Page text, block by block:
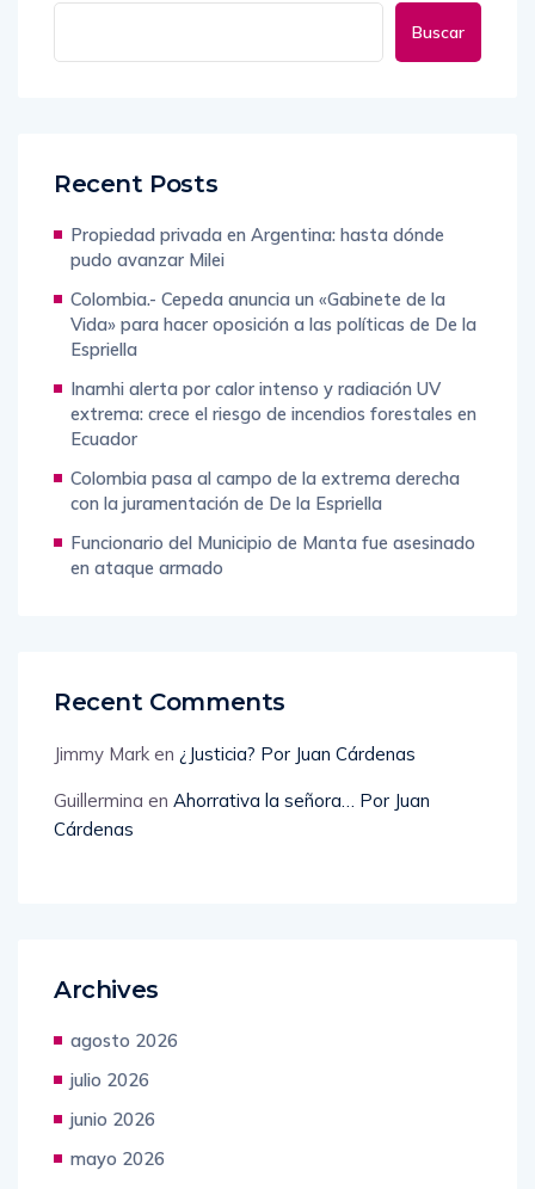
Buscar
Recent Posts
Propiedad privada en Argentina: hasta dónde
pudo avanzar Milei
Colombia.- Cepeda anuncia un «Gabinete de la
Vida» para hacer oposición a las políticas de De la
Espriella
Inamhi alerta por calor intenso y radiación UV
extrema: crece el riesgo de incendios forestales en
Ecuador
Colombia pasa al campo de la extrema derecha
con la juramentación de De la Espriella
Funcionario del Municipio de Manta fue asesinado
en ataque armado
Recent Comments
Jimmy Mark en ¿Justicia? Por Juan Cárdenas
Guillermina en Ahorrativa la señora… Por Juan
Cárdenas
Archives
agosto 2026
julio 2026
junio 2026
mayo 2026